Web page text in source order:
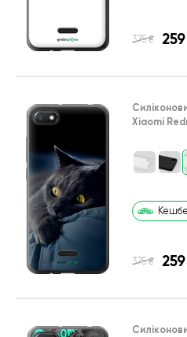
375 ₴ 259
Xiaomi
375 ₴ 259